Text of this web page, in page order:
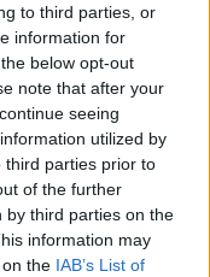
to third parties, or
information for
below opt-out
note that after your
seeing
utilized by
third parties prior to
of the further
by third parties on the
information may
the IAB’s List of
να
παγκόσμιο.
χτυπάνε